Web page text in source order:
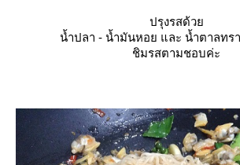
ปรุงรสด้ว
น้ำปลา - น้ำมันหอย และ น้ำตาลท
ชิมรสตามชอบค่ะ